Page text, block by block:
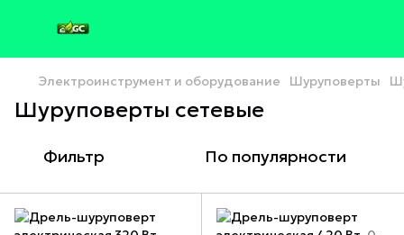
Электроинструмент и оборудование Шуруповерты
Шуруповерты сетевые
Фильтр По популярности